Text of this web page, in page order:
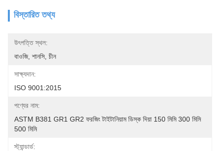
বিস্তারিত তথ্য
উৎপত্তি স্থল:
বাওজি, শানসি, চীন
সাক্ষ্যদান:
ISO 9001:2015
পণ্যের নাম:
ASTM B381 GR1 GR2 ফরজিং টাইটানিয়াম ডিস্ক দিয়া 150 মিমি 300 মিমি
500 মিমি
স্ট্যান্ডার্ড: